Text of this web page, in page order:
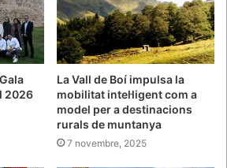
2026
La Vall de Boí impulsa la
mobilitat intel·ligent com a
model per a destinacions
rurals de muntanya
7 novembre, 2025